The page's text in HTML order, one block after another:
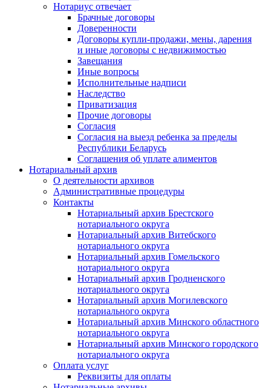
Нотариус отвечает
Брачные договоры
Доверенности
Договоры купли-продажи, мены, дарения
и иные договоры с недвижимостью
Завещания
Иные вопросы
Исполнительные надписи
Наследство
Приватизация
Прочие договоры
Согласия
Согласия на выезд ребенка за пределы
Республики Беларусь
Соглашения об уплате алиментов
Нотариальный архив
О деятельности архивов
Административные процедуры
Контакты
Нотариальный архив Брестского
нотариального округа
Нотариальный архив Витебского
нотариального округа
Нотариальный архив Гомельского
нотариального округа
Нотариальный архив Гродненского
нотариального округа
Нотариальный архив Могилевского
нотариального округа
Нотариальный архив Минского областного
нотариального округа
Нотариальный архив Минского городского
нотариального округа
Оплата услуг
Реквизиты для оплаты